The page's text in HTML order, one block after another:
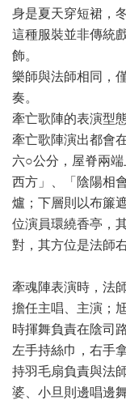
身是夏天穿短裙，
這種服裝並非傳統
飾。
樂師與法師相同，
奏。
牽亡歌陣的表演型
牽亡歌陣演出都會
六○公分，屋脊兩
西方」、「陰陽相
爐；下層則以布簾
位演員環繞香亭，
對，其方位是法師
牽魂陣表演時，法
擔任主唱、主演；
時揮舞負責在陰司
左手持絲巾，右手
持羽毛扇負責與法
婆、小旦則邊唱邊